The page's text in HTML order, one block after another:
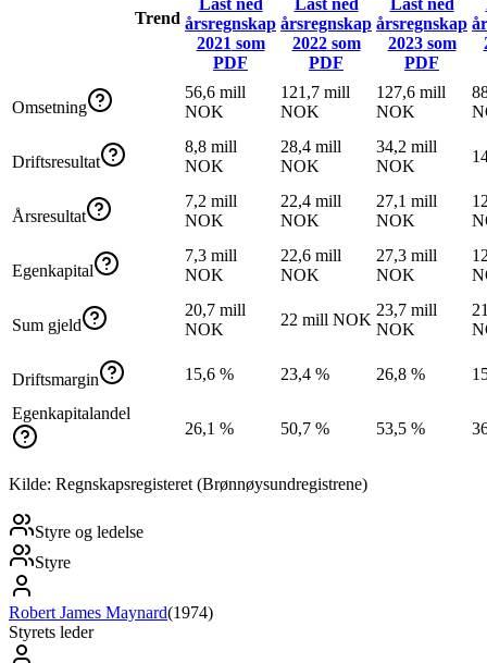
Trend årsregnskap
2021 som
PDF
årsregnskap
2022som
PDF
årsregnskap
2023som
PDF
Omsetning
56,6 mill
NOK
121,7 mill
NOK
127,6 mill
NOK
Driftsresultat
8,8 mill
NOK
28,4 mill
NOK
34,2 mill
NOK
Årsresultat
7,2 mill
NOK
22,4 mill
NOK
27,1 mill
NOK
Egenkapital
7,3 mill
NOK
22,6 mill
NOK
27,3 mill
NOK
Sum gjeld
20,7 mill
NOK
22 mill NOK
23,7 mill
NOK
Driftsmargin 15,6 % 23,4 % 26,8 %
Egenkapitalandel
26,1 %
50,7 % 53,5 %
Kilde: Regnskapsregisteret (Brønnøysundregistrene)
Styre og ledelse
Styre
Robert James Maynard(1974)
Styrets leder